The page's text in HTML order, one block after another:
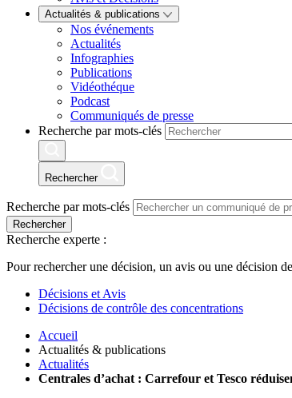
Actualités & publications
Nos événements
Actualités
Infographies
Publications
Vidéothéque
Podcast
Communiqués de presse
Recherche par mots-clés
Rechercher
Recherche par mots-clés
Rechercher
Recherche experte :
Pour rechercher une décision, un avis ou une décision
Décisions et Avis
Décisions de contrôle des concentrations
Accueil
Actualités & publications
Actualités
Centrales d’achat : Carrefour et Tesco